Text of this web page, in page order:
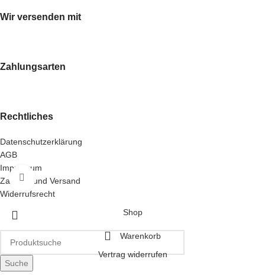
Klick zum Vergrößern
Wir versenden mit
Zahlungsarten
Rechtliches
Datenschutzerklärung
AGB
Impressum
Zahlung und Versand
Widerrufsrecht
Suche
Shop
Warenkorb
Vertrag widerrufen